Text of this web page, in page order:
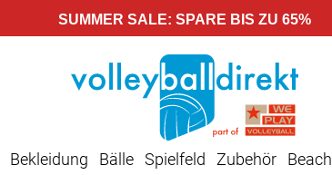
SUMMER SALE: SPARE BIS ZU 65%
Bekleidung Bälle Spielfeld Zubehör Beach